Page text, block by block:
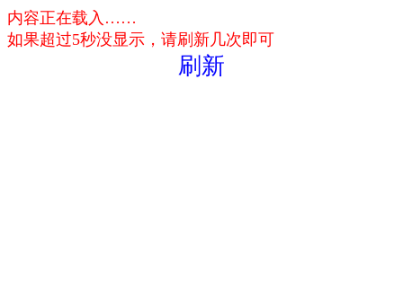
内容正在载入……
如果超过5秒没显示，请刷新几次即可
刷新